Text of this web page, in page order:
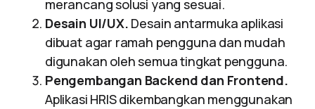
merancang solusi yang sesuai.
Desain UI/UX. Desain antarmuka aplikasi
dibuat agar ramah pengguna dan mudah
digunakan oleh semua tingkat pengguna.
Pengembangan Backend dan Frontend.
Aplikasi HRIS dikembangkan menggunakan